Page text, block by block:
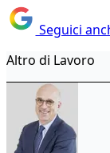
Seguici
Altro di Lavoro